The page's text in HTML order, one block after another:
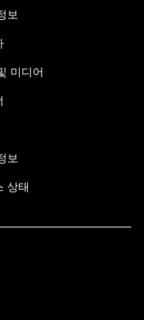
보
미디어
보
상태